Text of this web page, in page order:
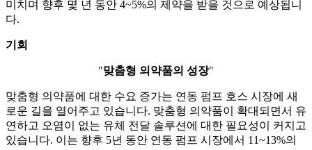
미치며 향후 몇 년 동안 4~5%의 제약을 받을 것으로 예상됩니
다.
기회
"맞춤형 의약품의 성장"
맞춤형 의약품에 대한 수요 증가는 연동 펌프 호스 시장에 새
로운 길을 열어주고 있습니다. 맞춤형 의약품이 확대되면서 유
연하고 오염이 없는 유체 전달 솔루션에 대한 필요성이 커지고
있습니다. 이는 향후 5년 동안 연동 펌프 시장에서 11~13%의